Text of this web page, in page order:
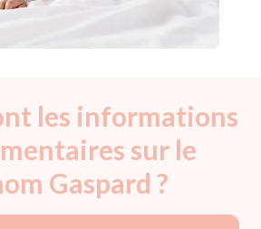
les informations
sur le
Gaspard ?